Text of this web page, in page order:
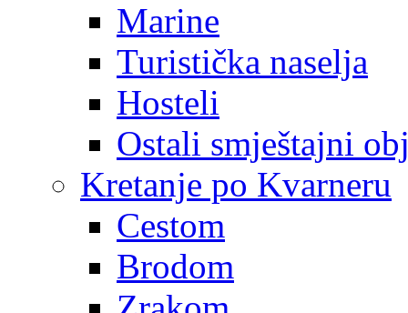
Marine
Turistička naselja
Hosteli
Ostali smještajni
Kretanje po Kvarneru
Cestom
Brodom